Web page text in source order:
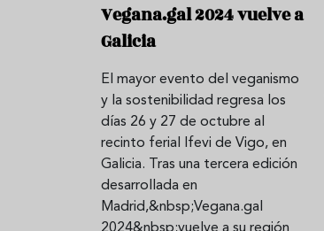
Vegana.gal 2024 vuelve a
Galicia
El mayor evento del veganismo
y la sostenibilidad regresa los
días 26 y 27 de octubre al
recinto ferial Ifevi de Vigo, en
Galicia. Tras una tercera edición
desarrollada en
Madrid,&nbsp;Vegana.gal